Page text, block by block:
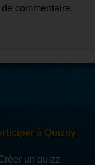
de commentaire.
à Quizity
un quizz